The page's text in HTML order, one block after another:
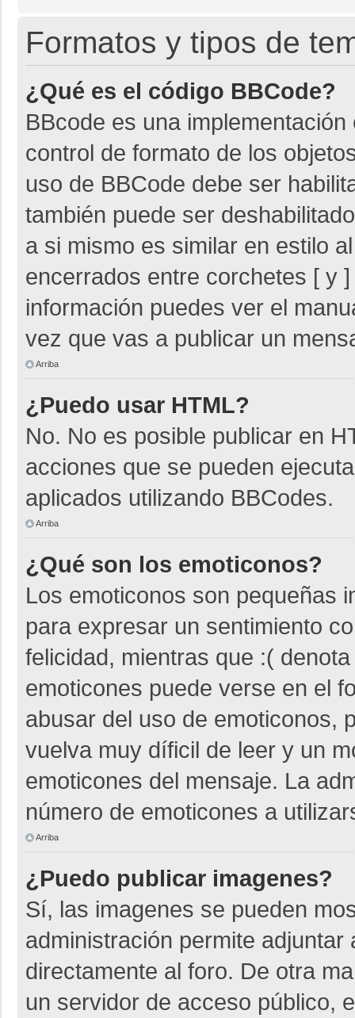
Formatos y tipos de
¿Qué es el código BBCode?
BBcode es una
control de formato de los
uso de BBCode debe ser
también puede ser
a si mismo es similar en estilo
encerrados entre corchetes [ y
información puedes ver el
vez que vas a publicar un
Arriba
¿Puedo usar HTML?
No. No es posible publicar en
acciones que se pueden
aplicados utilizando BBCodes.
Arriba
¿Qué son los emoticonos?
Los emoticonos son pequeñas
para expresar un sentimiento
felicidad, mientras que :(
emoticones puede verse en el
abusar del uso de emoticonos,
vuelva muy díficil de leer y un
emoticones del mensaje. La
número de emoticones a
Arriba
¿Puedo publicar imagenes?
Sí, las imagenes se pueden
administración permite
directamente al foro. De otra
un servidor de acceso público,